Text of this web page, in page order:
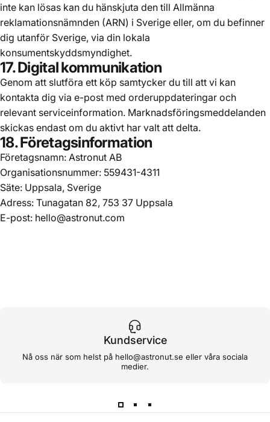
inte kan lösas kan du hänskjuta den till Allmänna
reklamationsnämnden (ARN) i Sverige eller, om du befinner
dig utanför Sverige, via din lokala
konsumentskyddsmyndighet.
17. Digital kommunikation
Genom att slutföra ett köp samtycker du till att vi kan
kontakta dig via e-post med orderuppdateringar och
relevant serviceinformation. Marknadsföringsmeddelanden
skickas endast om du aktivt har valt att delta.
18. Företagsinformation
Företagsnamn: Astronut AB
Organisationsnummer: 559431-4311
Säte: Uppsala, Sverige
Adress: Tunagatan 82, 753 37 Uppsala
E-post: hello@astronut.com
Kundservice
Nå oss när som helst på hello@astronut.se eller våra sociala
medier.